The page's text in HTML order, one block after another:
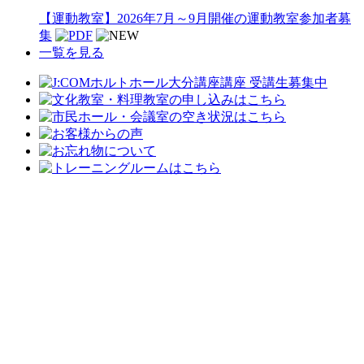
【運動教室】2026年7月～9月開催の運動教室参加者募
集
一覧を見る